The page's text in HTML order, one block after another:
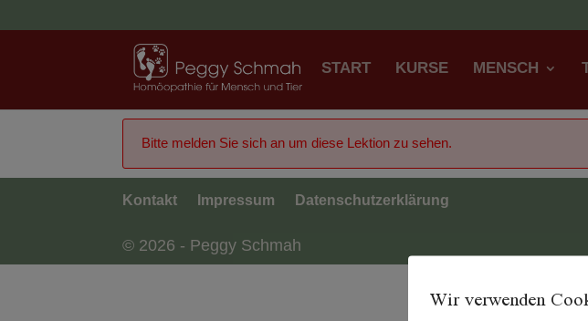
START KURSE MENSCH
Bitte melden Sie sich an um diese Lektion zu sehen.
Kontakt Impressum Datenschutzerklärung
© 2026 - Peggy Schmah
Wir verwenden